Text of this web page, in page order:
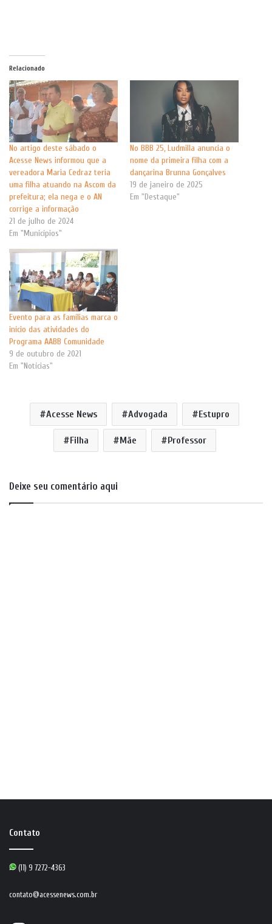
Relacionado
No artigo deste sábado o
Acesse News informou que a
vereadora Maria Cedraz teria
uma filha atuando na Ascom da
prefeitura; ela nega e o AN
corrige a informação
21 de julho de 2024
Em "Municípios"
No BBB 25, Ludmilla anuncia o
nome da primeira filha com a
dançarina Brunna Gonçalves
19 de janeiro de 2025
Em "Destaque"
Evento para as famílias marca o
início das atividades do
Programa AABB Comunidade
9 de outubro de 2021
Em "Notícias"
Acesse News Advogada Estupro
Filha Mãe Professor
Deixe seu comentário aqui
Contato
(11) 9 7272-4363
contato@acessenews.com.br